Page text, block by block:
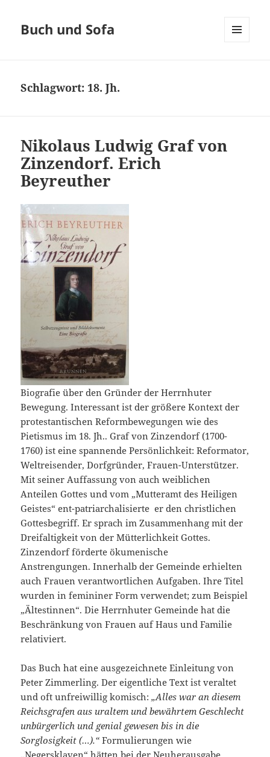
Buch und Sofa
Schlagwort: 18. Jh.
Nikolaus Ludwig Graf von
Zinzendorf. Erich
Beyreuther
Biografie über den Gründer der Herrnhuter
Bewegung. Interessant ist der größere Kontext der
protestantischen Reformbewegungen wie des
Pietismus im 18. Jh.. Graf von Zinzendorf (1700-
1760) ist eine spannende Persönlichkeit: Reformator,
Weltreisender, Dorfgründer, Frauen-Unterstützer.
Mit seiner Auffassung von auch weiblichen
Anteilen Gottes und vom „Mutteramt des Heiligen
Geistes“ ent-patriarchalisierte er den christlichen
Gottesbegriff. Er sprach im Zusammenhang mit der
Dreifaltigkeit von der Mütterlichkeit Gottes.
Zinzendorf förderte ökumenische
Anstrengungen. Innerhalb der Gemeinde erhielten
auch Frauen verantwortlichen Aufgaben. Ihre Titel
wurden in femininer Form verwendet; zum Beispiel
„Ältestinnen“. Die Herrnhuter Gemeinde hat die
Beschränkung von Frauen auf Haus und Familie
relativiert.
Das Buch hat eine ausgezeichnete Einleitung von
Peter Zimmerling. Der eigentliche Text ist veraltet
und oft unfreiwillig komisch:„Alles war an diesem
Reichsgrafen aus uraltem und bewährtem Geschlecht
unbürgerlich und genial gewesen bis in die
Sorglosigkeit (…).“Formulierungen wie